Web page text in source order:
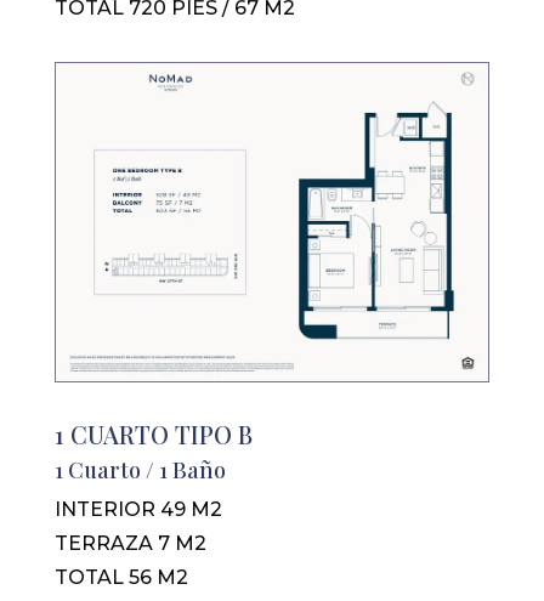
TOTAL 720 PIES / 67 M2
1 CUARTO TIPO B
1 Cuarto / 1 Baño
INTERIOR 49 M2
TERRAZA 7 M2
TOTAL 56 M2